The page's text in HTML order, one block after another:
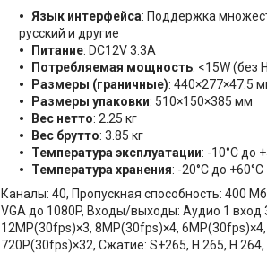
Язык интерфейса: Поддержка
русский и другие
Питание: DC12V 3.3A
Потребляемая мощность: <15W (без
Размеры (граничные): 440×277×47.5
Размеры упаковки: 510×150×385 мм
Вес нетто: 2.25 кг
Вес брутто: 3.85 кг
Температура эксплуатации: -10°C до
Температура хранения: -20°C до +60°C
Каналы: 40, Пропускная способность: 400
VGA до 1080P, Входы/выходы: Аудио 1
12MP(30fps)×3, 8MP(30fps)×4,
720P(30fps)×32, Сжатие: S+265, H.265, H.264,